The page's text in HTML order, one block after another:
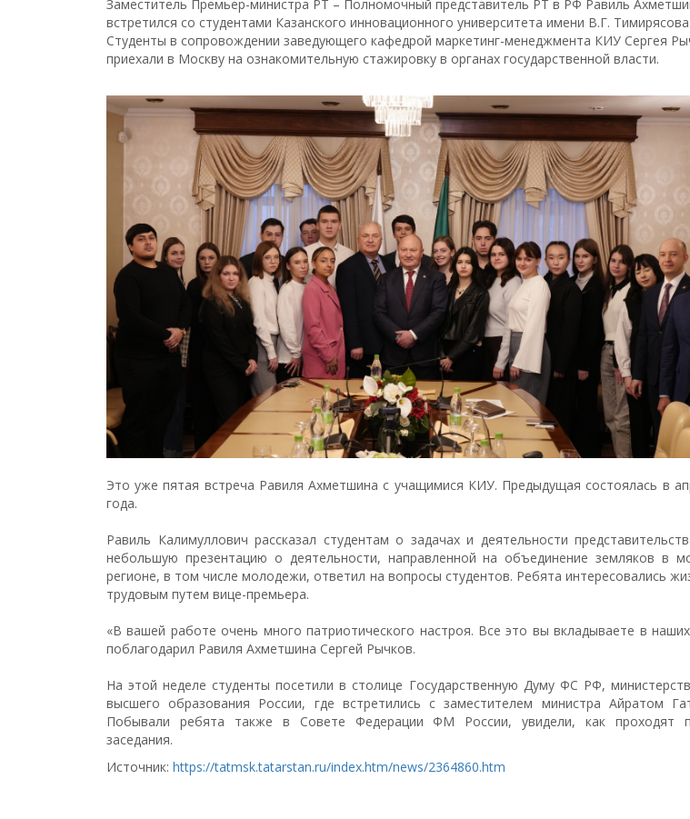
Заместитель Премьер-министра РТ – Полномочный представитель РТ в РФ Равиль
встретился со студентами Казанского инновационного университета имени В.Г. Тимирясова.
Студенты в сопровождении заведующего кафедрой маркетинг-менеджмента КИУ Сергея
приехали в Москву на ознакомительную стажировку в органах государственной власти.
Это уже пятая встреча Равиля Ахметшина с учащимися КИУ. Предыдущая состоялась в
года.
Равиль Калимуллович рассказал студентам о задачах и деятельности
небольшую презентацию о деятельности, направленной на объединение земляков в
регионе, в том числе молодежи, ответил на вопросы студентов. Ребята интересовались
трудовым путем вице-премьера.
«В вашей работе очень много патриотического настроя. Все это вы вкладываете в
поблагодарил Равиля Ахметшина Сергей Рычков.
На этой неделе студенты посетили в столице Государственную Думу ФС РФ,
высшего образования России, где встретились с заместителем министра Айратом
Побывали ребята также в Совете Федерации ФМ России, увидели, как проходят
заседания.
Источник: https://tatmsk.tatarstan.ru/index.htm/news/2364860.htm